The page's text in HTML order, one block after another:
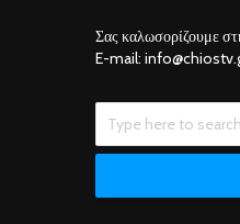
Σας καλωσορίζουμε
E-mail: